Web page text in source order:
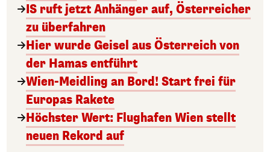
IS ruft jetzt Anhänger auf, Österreicher
zu überfahren
Hier wurde Geisel aus Österreich von
der Hamas entführt
Wien-Meidling an Bord! Start frei für
Europas Rakete
Höchster Wert: Flughafen Wien stellt
neuen Rekord auf